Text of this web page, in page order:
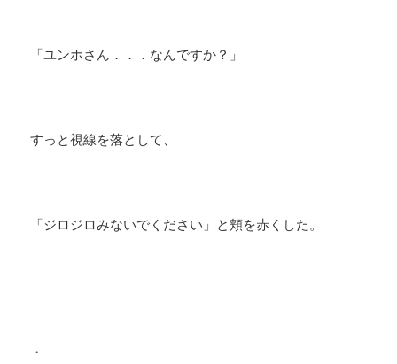
「ユンホさん．．．なんですか？」
すっと視線を落として、
「ジロジロみないでください」と頬を赤くした。
・